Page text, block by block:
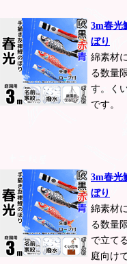
3m春光
ぼり
綿素材
る数量
す。く
です。
3m春光
ぼり
綿素材
る数量
で立て
庭向け